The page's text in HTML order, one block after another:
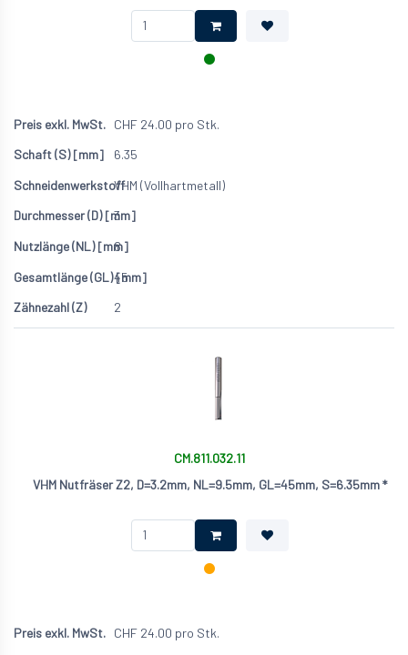
CHF 24.00 pro Stk.
6.35
VHM (Vollhartmetall)
3
8
45
2
CM.811.032.11
VHM Nutfräser Z2, D=3.2mm, NL=9.5mm, GL=45mm, S=6.35mm *
CHF 24.00 pro Stk.